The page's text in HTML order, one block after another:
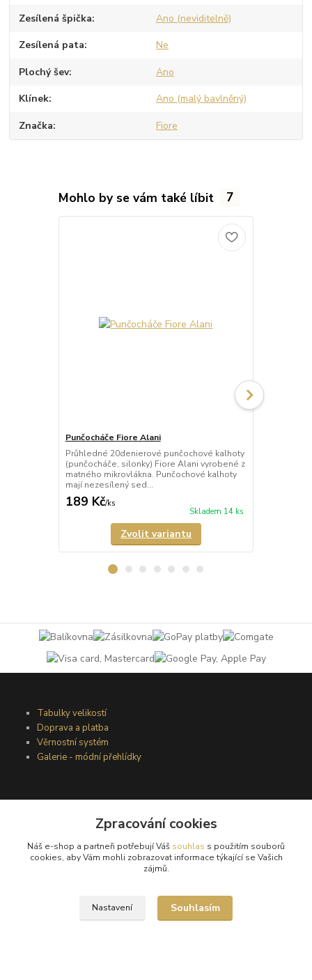
Zesílená špička Ano (neviditelně)
Zesílená pata Ne
Plochý šev Ano
Klínek Ano (malý bavlněný)
Značka Fiore
Mohlo by se vám také líbit 7
Punčocháče Fiore Alani
Průhledné 20denierové punčochové kalhoty
(punčocháče, silonky) Fiore Alani vyrobené z
matného mikrovlákna. Punčochové kalhoty
mají nezesílený sed...
189 Kč/ks
Skladem 14 ks
Zvolit variantu
Tabulky velikostí
Doprava a platba
Věrnostní systém
Galerie - módní přehlídky
Obchodní podmínky
Ochrana osobních údajů
Kontakty
Reklamační řád
Zpracování cookies
Náš e-shop a partneři potřebují Váš souhlas s použitím souborů
cookies, aby Vám mohli zobrazovat informace týkající se Vašich
zájmů.
Nastavení Souhlasím